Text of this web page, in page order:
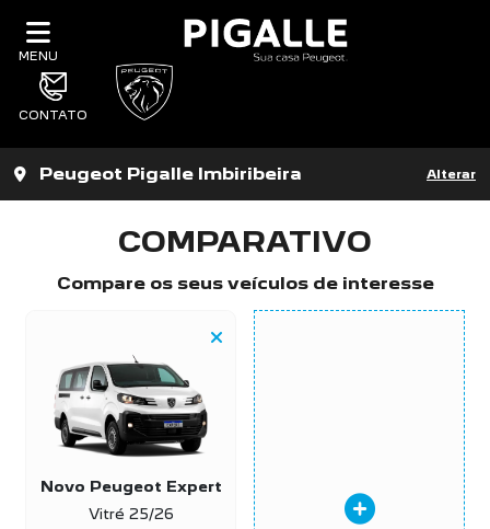
MENU
CONTATO
Peugeot Pigalle Imbiribeira Alterar
COMPARATIVO
Compare os seus veículos de interesse
Novo Peugeot Expert
Vitré 25/26